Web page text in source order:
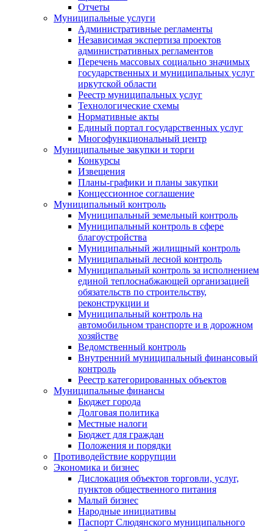
Отчеты
Муниципальные услуги
Административные регламенты
Независимая экспертиза проектов
административных регламентов
Перечень массовых социально значимых
государственных и муниципальных услуг
иркутской области
Реестр муниципальных услуг
Технологические схемы
Нормативные акты
Единый портал государственных услуг
Многофункциональный центр
Муниципальные закупки и торги
Конкурсы
Извещения
Планы-графики и планы закупки
Концессионное соглашение
Муниципальный контроль
Муниципальный земельный контроль
Муниципальный контроль в сфере
благоустройства
Муниципальный жилищный контроль
Муниципальный лесной контроль
Муниципальный контроль за исполнением
единой теплоснабжающей организацией
обязательств по строительству,
реконструкции и
Муниципальный контроль на
автомобильном транспорте и в дорожном
хозяйстве
Ведомственный контроль
Внутренний муниципальный финансовый
контроль
Реестр категорированных объектов
Муниципальные финансы
Бюджет города
Долговая политика
Местные налоги
Бюджет для граждан
Положения и порядки
Противодействие коррупции
Экономика и бизнес
Дислокация объектов торговли, услуг,
пунктов общественного питания
Малый бизнес
Народные инициативы
Паспорт Слюдянского муниципального